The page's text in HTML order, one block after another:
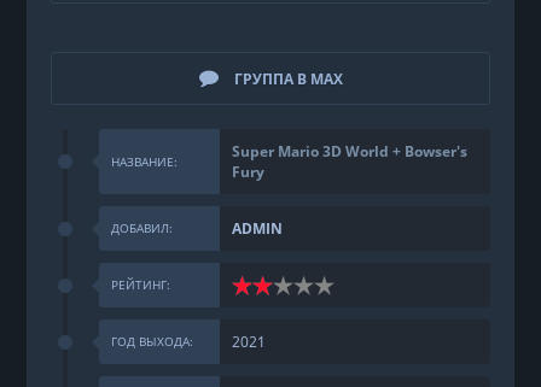
ГРУППА В MAX
НАЗВАНИЕ:
Super Mario 3D World + Bowser's
Fury
ДОБАВИЛ: ADMIN
РЕЙТИНГ:
ГОД ВЫХОДА: 2021